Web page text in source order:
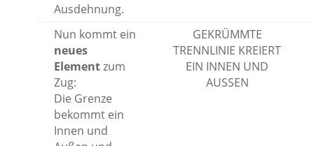
Ausdehnung.
Nun kommt ein
neues
Elementzum
Zug:
Die Grenze
bekommt ein
Innen und
GEKRÜMMTE
TRENNLINIE KREIERT
EIN INNEN UND
AUSSEN